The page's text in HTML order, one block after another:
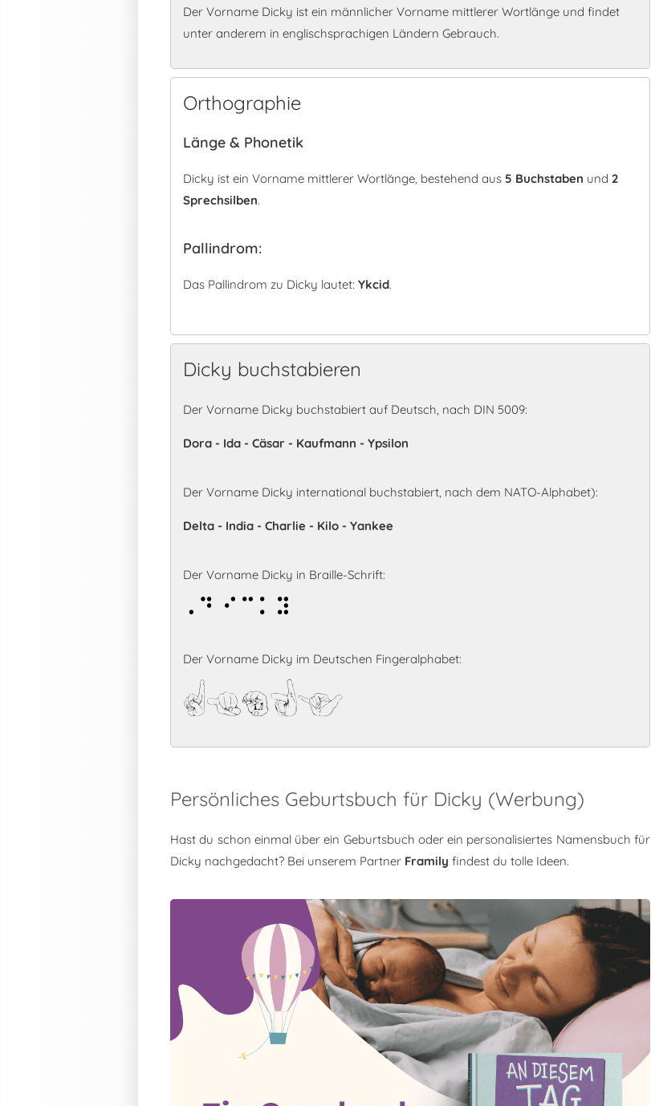
Der Vorname Dicky ist ein männlicher Vorname mittlerer Wortlänge und findet
unter anderem in englischsprachigen Ländern Gebrauch.
Orthographie
Länge & Phonetik
Dicky ist ein Vorname mittlerer Wortlänge, bestehend aus 5 Buchstaben und 2
Sprechsilben.
Pallindrom:
Das Pallindrom zu Dicky lautet: Ykcid.
Dicky buchstabieren
Der Vorname Dicky buchstabiert auf Deutsch, nach DIN 5009:
Dora - Ida - Cäsar - Kaufmann - Ypsilon
Der Vorname Dicky international buchstabiert, nach dem NATO-Alphabet):
Delta - India - Charlie - Kilo - Yankee
Der Vorname Dicky in Braille-Schrift:
Dicky
Der Vorname Dicky im Deutschen Fingeralphabet:
Dicky
Persönliches Geburtsbuch für Dicky (Werbung)
Hast du schon einmal über ein Geburtsbuch oder ein personalisiertes Namensbuch für
Dicky nachgedacht? Bei unserem Partner Framily findest du tolle Ideen.